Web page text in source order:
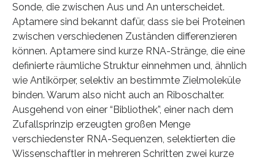
Sonde, die zwischen Aus und An unterscheidet.
Aptamere sind bekannt dafür, dass sie bei Proteinen
zwischen verschiedenen Zuständen differenzieren
können. Aptamere sind kurze RNA-Stränge, die eine
definierte räumliche Struktur einnehmen und, ähnlich
wie Antikörper, selektiv an bestimmte Zielmoleküle
binden. Warum also nicht auch an Riboschalter.
Ausgehend von einer “Bibliothek”, einer nach dem
Zufallsprinzip erzeugten großen Menge
verschiedenster RNA-Sequenzen, selektierten die
Wissenschaftler in mehreren Schritten zwei kurze